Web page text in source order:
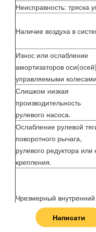
Написати
Неисправность: тряска
Наличие воздуха в
Износ или ослабление
амортизаторов
управляемыми колесами
Слишком низкая
производительность
рулевого насоса.
Ослабление рулевой
поворотного рычага,
рулевого редуктора или
крепления.
Чрезмерный внутренний
люфт рулевого